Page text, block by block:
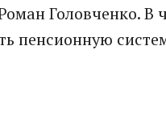
Головченко. В
пенсионную